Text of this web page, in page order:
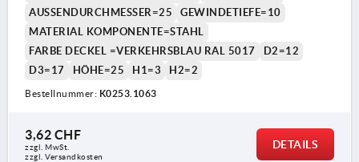
AUSSENDURCHMESSER=25
GEWINDETIEFE=10
MATERIAL KOMPONENTE=STAHL
FARBE DECKEL =VERKEHRSBLAU RAL 5017
D2=12
D3=17
HÖHE=25 H1=3 H2=2
Bestellnummer: K0253.1063
3,62 CHF
zzgl. MwSt.
zzgl. Versandkosten
DETAILS